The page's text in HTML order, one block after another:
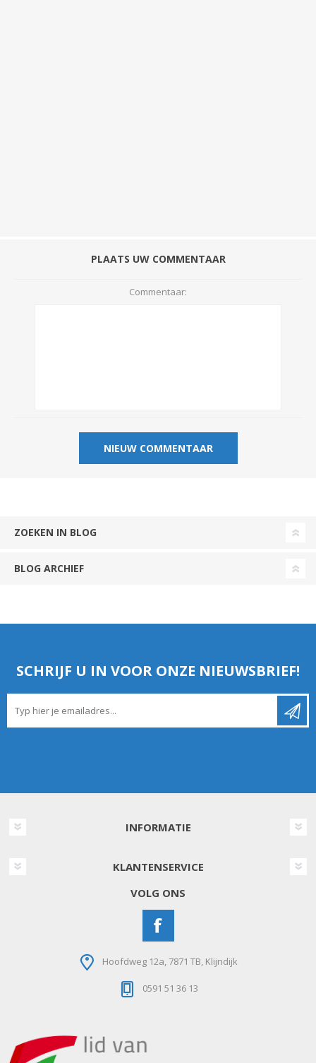
PLAATS UW COMMENTAAR
Commentaar:
ZOEKEN IN BLOG
BLOG ARCHIEF
SCHRIJF U IN VOOR ONZE NIEUWSBRIEF!
INFORMATIE
KLANTENSERVICE
VOLG ONS
Hoofdweg 12a, 7871 TB, Klijndijk
0591 51 36 13